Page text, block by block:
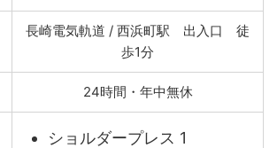
長崎電気軌道 / 西浜町駅 出入口 徒
歩1分
24時間・年中無休
ショルダープレス 1